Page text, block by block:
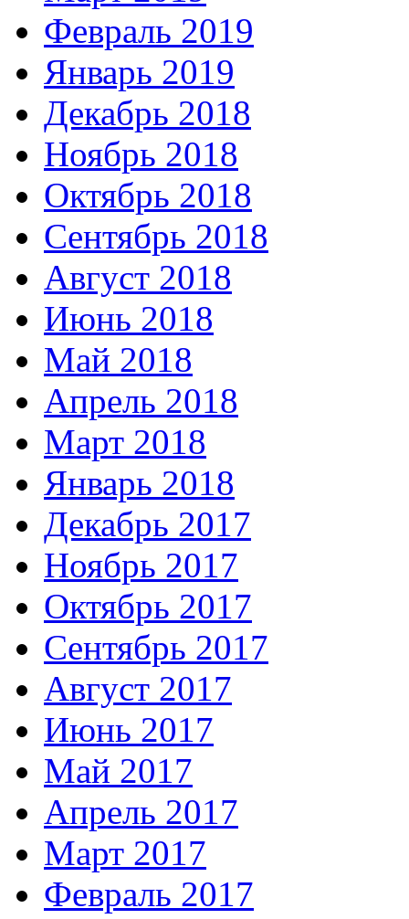
Февраль 2019
Январь 2019
Декабрь 2018
Ноябрь 2018
Октябрь 2018
Сентябрь 2018
Август 2018
Июнь 2018
Май 2018
Апрель 2018
Март 2018
Январь 2018
Декабрь 2017
Ноябрь 2017
Октябрь 2017
Сентябрь 2017
Август 2017
Июнь 2017
Май 2017
Апрель 2017
Март 2017
Февраль 2017